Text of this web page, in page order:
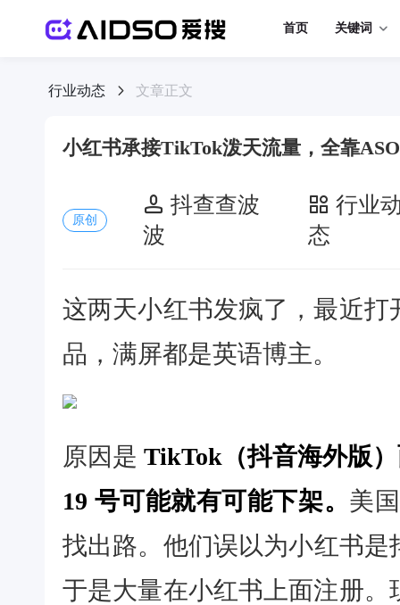
首页 关键词
行业动态 文章正文
小红书承接TikTok泼天流量，全靠
原创
抖查查波
波
行业
态
这两天小红书发疯了，最近
品，满屏都是英语博主。
原因是 TikTok（抖音海外版
19 号可能就有可能下架。 美
找出路。他们误以为小红书
于是大量在小红书上面注册